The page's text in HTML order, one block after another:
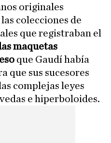
originales
colecciones de
que registraban el
maquetas
que Gaudí había
que sus sucesores
complejas leyes
e hiperboloides.